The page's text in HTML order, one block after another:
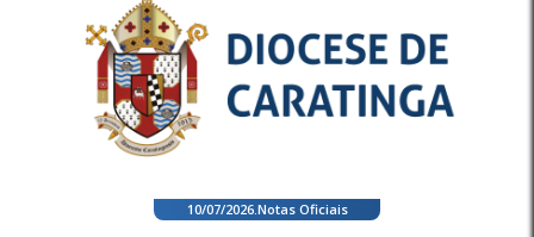
10/07/2026. Notas Oficiais